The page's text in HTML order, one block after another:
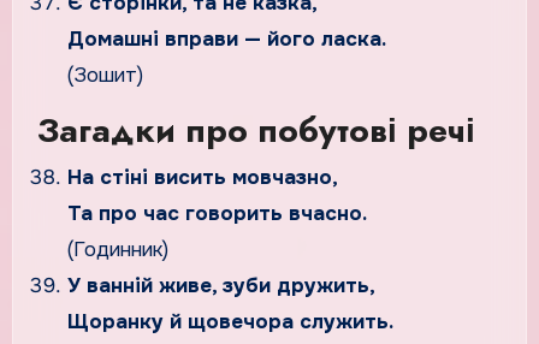
Домашні вправи — його ласка.
(Зошит)
Загадки про побутові речі
На стіні висить мовчазно,
Та про час говорить вчасно.
(Годинник)
У ванній живе, зуби дружить,
Щоранку й щовечора служить.